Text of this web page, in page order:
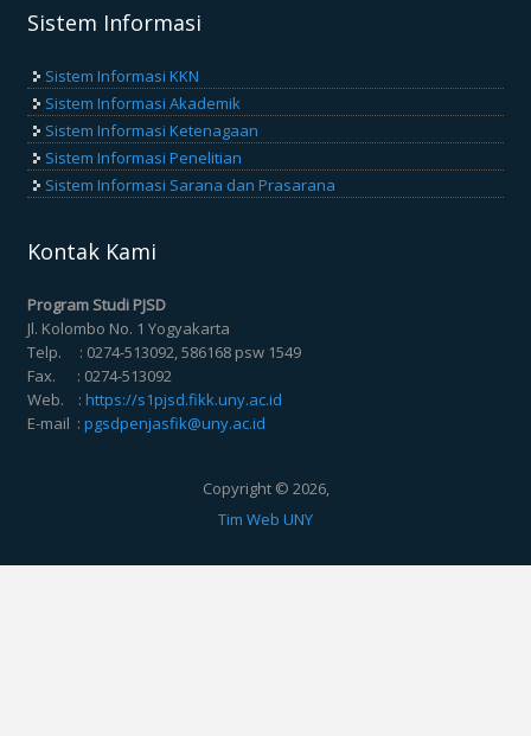
Sistem Informasi
Sistem Informasi KKN
Sistem Informasi Akademik
Sistem Informasi Ketenagaan
Sistem Informasi Penelitian
Sistem Informasi Sarana dan Prasarana
Kontak Kami
Program Studi PJSD
Jl. Kolombo No. 1 Yogyakarta
Telp. : 0274-513092, 586168 psw 1549
Fax. : 0274-513092
Web. :https://s1pjsd.fikk.uny.ac.id
E-mail :pgsdpenjasfik@uny.ac.id
Copyright © 2026,
Tim Web UNY